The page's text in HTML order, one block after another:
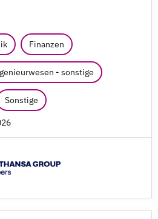
Finanzen
- sonstige
Sonstige